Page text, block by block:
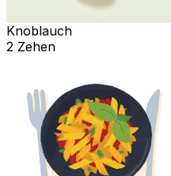
Knoblauch
2 Zehen